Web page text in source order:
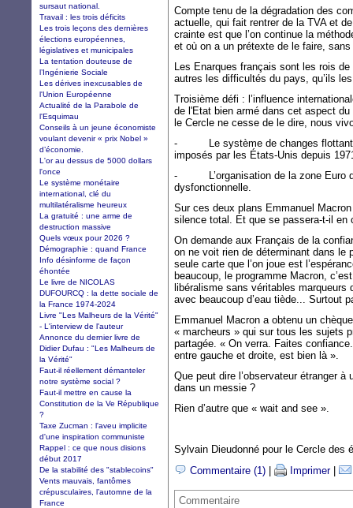
Compte tenu de la dégradation des
actuelle, qui fait rentrer de la TVA et
crainte est que l’on continue la
et où on a un prétexte de le faire,
Les Enarques français sont les rois
autres les difficultés du pays, qu’ils
Troisième défi : l’influence
de l'Etat bien armé dans cet aspect
le Cercle ne cesse de le dire, nous
- Le système de changes flottants
imposés par les États-Unis depuis
- L’organisation de la zone Euro
dysfonctionnelle.
Sur ces deux plans Emmanuel
silence total. Et que se passera-t-il en
On demande aux Français de la
on ne voit rien de déterminant dans le
seule carte que l’on joue est
beaucoup, le programme Macron,
libéralisme sans véritables marqueurs
avec beaucoup d’eau tiède... Surtout
Emmanuel Macron a obtenu un
« marcheurs » qui sur tous les sujets
partagée. « On verra. Faites
entre gauche et droite, est bien là ».
Que peut dire l’observateur étranger
dans un messie ?
Rien d’autre que « wait and see ».
Sylvain Dieudonné pour le Cercle des
Commentaire (1)
Imprimer|
Commentaire
sursaut national.
Travail : les trois déficits
Les trois leçons des dernières
élections européennes,
législatives et municipales
La tentation douteuse de
l’Ingénierie Sociale
Les dérives inexcusables de
l'Union Européenne
Actualité de la Parabole de
l'Esquimau
Conseils à un jeune économiste
voulant devenir « prix Nobel »
d’économie.
L'or au dessus de 5000 dollars
l'once
Le système monétaire
international, clé du
multilatéralisme heureux
La gratuité : une arme de
destruction massive
Quels vœux pour 2026 ?
Démographie : quand France
Info désinforme de façon
éhontée
Le livre de NICOLAS
DUFOURCQ : la dette sociale de
la France 1974-2024
Livre "Les Malheurs de la Vérité"
- L'interview de l'auteur
Annonce du dernier livre de
Didier Dufau : "Les Malheurs de
la Vérité"
Faut-il réellement démanteler
notre système social ?
Faut-il mettre en cause la
Constitution de la Ve République
?
Taxe Zucman : l'aveu implicite
d'une inspiration communiste
Rappel : ce que nous disions
début 2017
De la stabilité des "stablecoins"
Vents mauvais, fantômes
crépusculaires, l’automne de la
France